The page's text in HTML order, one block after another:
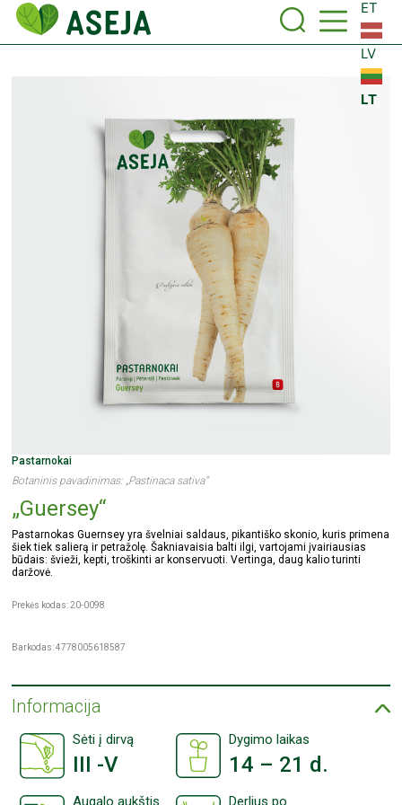
ET
LV
LT
Pastarnokai
Botaninis pavadinimas: „Pastinaca sativa“
„Guersey“
Pastarnokas Guernsey yra švelniai saldaus, pikantiško skonio, kuris primena
šiek tiek salierą ir petražolę. Šakniavaisia balti ilgi, vartojami įvairiausias
būdais: švieži, kepti, troškinti ar konservuoti. Vertinga, daug kalio turinti
daržovė.
Prekės kodas: 20-0098
Barkodas: 4778005618587
Informacija
Sėti į dirvą Dygimo laikas
III -V 14 – 21 d.